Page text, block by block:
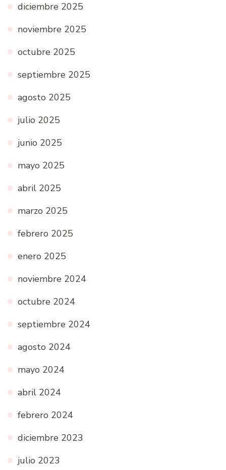
diciembre 2025
noviembre 2025
octubre 2025
septiembre 2025
agosto 2025
julio 2025
junio 2025
mayo 2025
abril 2025
marzo 2025
febrero 2025
enero 2025
noviembre 2024
octubre 2024
septiembre 2024
agosto 2024
mayo 2024
abril 2024
febrero 2024
diciembre 2023
julio 2023